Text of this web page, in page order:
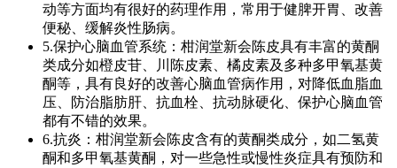
动等方面均有很好的药理作用，常用于健脾开胃、改善
便秘、缓解炎性肠病。
5.保护心脑血管系统：柑润堂新会陈皮具有丰富的黄酮
类成分如橙皮苷、川陈皮素、橘皮素及多种多甲氧基黄
酮等，具有良好的改善心脑血管病作用，对降低血脂血
压、防治脂肪肝、抗血栓、抗动脉硬化、保护心脑血管
都有不错的效果。
6.抗炎：柑润堂新会陈皮含有的黄酮类成分，如二氢黄
酮和多甲氧基黄酮，对一些急性或慢性炎症具有预防和